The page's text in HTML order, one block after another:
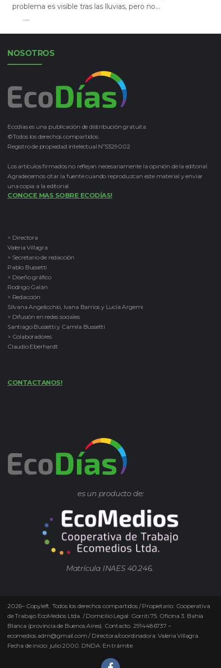
problema es visible tras las lluvias, pero no...
Leer Más
NOSOTROS
Ecodías es una publicación de distribución gratuita.
©Todos los derechos compartidos.
Registro de propiedad intelectual Nº5329002
Los artículos firmados no reflejan necesariamente la opinión de la editorial.
Agradecemos citar la fuente cuando reproduzcan este material y enviar
una copia a la editorial.
CONOCE MAS SOBRE ECODÍAS!
> Directora
Valeria Villagra
> Secretario de redacción
Pablo Bussetti
> Diseño gráfico
Rodrigo Galán
> Redacción
Silvana Angelicchio, Ivana Barrios y Lucía Argemi
> Difusión en redes sociales
Santiago Bussetti y Camila Bussetti
> Colaboradores
Claudio Eberhardt
CONTACTANOS!
es un producto de:
Matrícula INAES 40.246.
2026– Copyleft. Todos los derechos compartidos / Propietario: Cooperativa
de Trabajo EcoMedios Ltda. / Domicilio Legal: Gorriti 75. Oficina 3. Bahía
Blanca (provincia de Buenos Aires). Contacto. 2914486737 –
ecomedios.adm@gmail.com / Directora/coordinadora: Valeria Villagra.
Fecha de inicio: julio 2000. DNDA: En trámite